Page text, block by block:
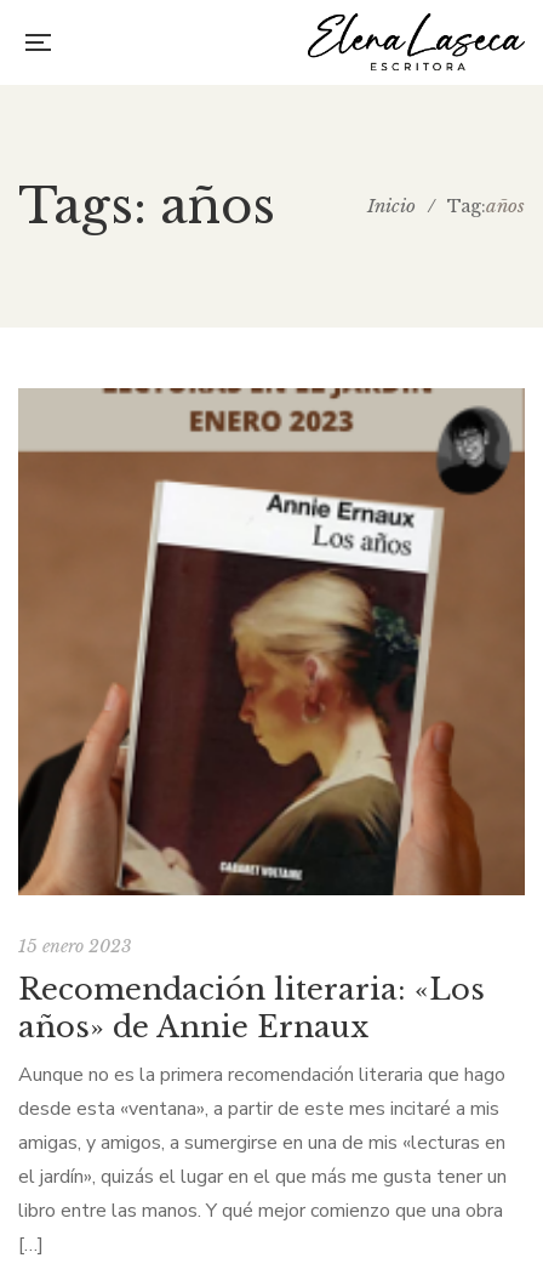
Tags: años Inicio / Tag:años
15 enero 2023
Recomendación literaria: «Los
años» de Annie Ernaux
Aunque no es la primera recomendación literaria que hago
desde esta «ventana», a partir de este mes incitaré a mis
amigas, y amigos, a sumergirse en una de mis «lecturas en
el jardín», quizás el lugar en el que más me gusta tener un
libro entre las manos. Y qué mejor comienzo que una obra
[…]